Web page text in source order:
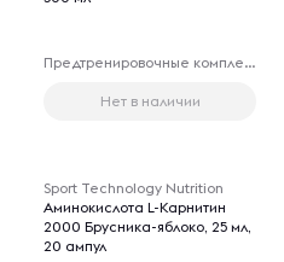
Предтренировочные комплексы
Нет в наличии
Sport Technology Nutrition
Аминокислота L-Карнитин
2000 Брусника-яблоко, 25 мл,
20 ампул